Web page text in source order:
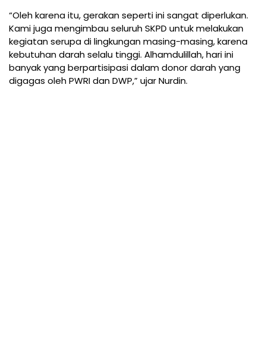
“Oleh karena itu, gerakan seperti ini sangat diperlukan.
Kami juga mengimbau seluruh SKPD untuk melakukan
kegiatan serupa di lingkungan masing-masing, karena
kebutuhan darah selalu tinggi. Alhamdulillah, hari ini
banyak yang berpartisipasi dalam donor darah yang
digagas oleh PWRI dan DWP,” ujar Nurdin.